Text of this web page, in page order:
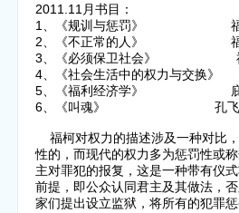
2011.11月书目：
1、《规训与惩罚》 福
2、《不正常的人》 福
3、《必须保卫社会》
4、《社会生活中的权力与交
5、《福利经济学》 庇
6、《叫魂》 孔飞
福柯对权力的描述涉及一种对比
性的，而现代的权力多为惩罚性或
主对罪犯的报复，这是一种带有仪
前提，即公众认同君主及其做法，
家们提出设立监狱，将所有的犯罪